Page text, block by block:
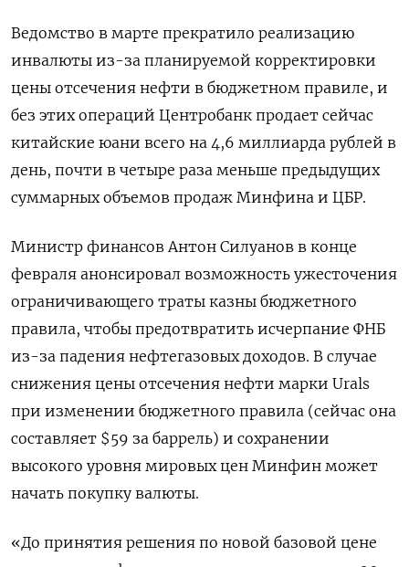
Ведомство в марте прекратило реализацию
инвалюты из-за планируемой корректировки
цены отсечения нефти в бюджетном правиле, и
без ​этих операций Центробанк продает ​сейчас
китайские юани всего на 4,6 ‌миллиарда рублей в
день, почти в четыре раза меньше предыдущих
суммарных объемов продаж Минфина и ЦБР.
Министр ​финансов Антон Силуанов в конце
февраля анонсировал возможность ужесточения
ограничивающего траты казны бюджетного
правила, чтобы предотвратить исчерпание ФНБ
из-за падения нефтегазовых доходов. В случае
снижения цены отсечения нефти марки Urals
при изменении бюджетного правила (сейчас она
составляет $59 за баррель) и сохранении
высокого уровня мировых цен Минфин может
начать покупку валюты.
«До принятия решения по новой базовой цене